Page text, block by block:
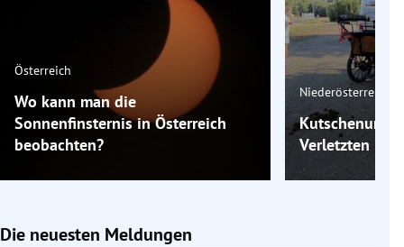
Österreich
Wo kann man die
Sonnenfinsternis in Österreich
beobachten?
Niederösterreich
Verletzten in
Die neuesten Meldungen